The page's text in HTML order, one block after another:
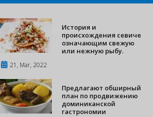
История и
происхождения севиче
означающим свежую
или нежную рыбу.
21, Mar, 2022
Предлагают обширный
план по продвижению
доминиканской
гастрономии